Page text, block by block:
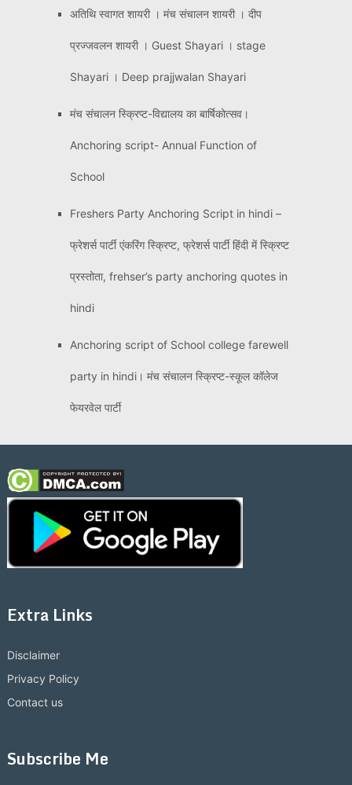
अतिथि स्वागत शायरी । मंच संचालन शायरी । दीप
प्रज्जवलन शायरी । Guest Shayari । stage
Shayari । Deep prajjwalan Shayari
मंच संचालन स्क्रिप्ट-विद्यालय का बार्षिकोत्सव।
Anchoring script- Annual Function of
School
Freshers Party Anchoring Script in hindi –
फ्रेशर्स पार्टी एंकरिंग स्क्रिप्ट, फ्रेशर्स पार्टी हिंदी में स्क्रिप्ट
प्रस्तोता, frehser’s party anchoring quotes in
hindi
Anchoring script of School college farewell
party in hindi। मंच संचालन स्क्रिप्ट-स्कूल कॉलेज
फेयरवेल पार्टी
Extra Links
Disclaimer
Privacy Policy
Contact us
Subscribe Me